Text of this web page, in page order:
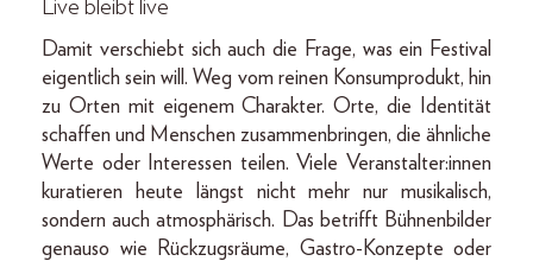
Live bleibt live
Damit verschiebt sich auch die Frage, was ein Festival
eigentlich sein will. Weg vom reinen Konsumprodukt, hin
zu Orten mit eigenem Charakter. Orte, die Identität
schaffen und Menschen zusammenbringen, die ähnliche
Werte oder Interessen teilen. Viele Veranstalter:innen
kuratieren heute längst nicht mehr nur musikalisch,
sondern auch atmosphärisch. Das betrifft Bühnenbilder
genauso wie Rückzugsräume, Gastro-Konzepte oder